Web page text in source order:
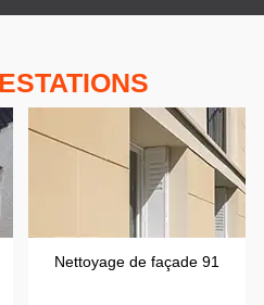
Nettoyage de façade 91